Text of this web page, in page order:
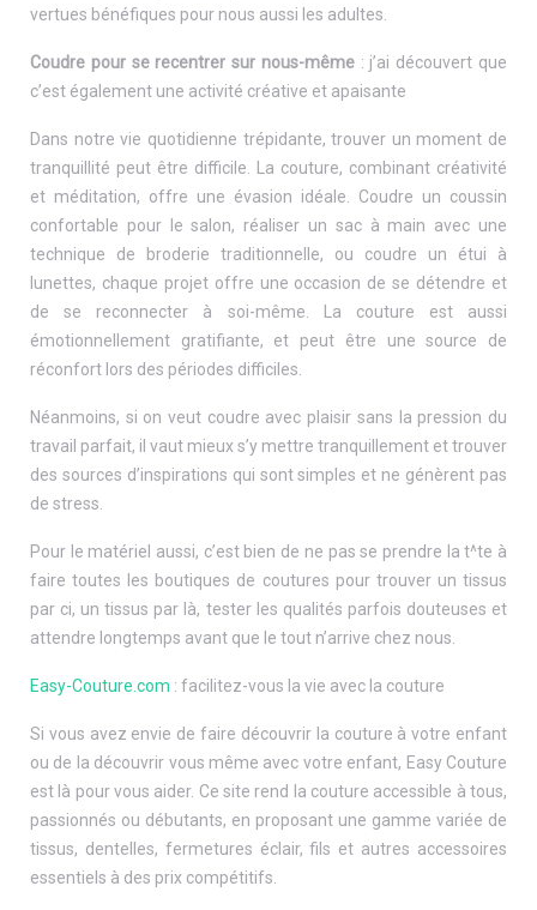
vertues bénéfiques pour nous aussi les adultes.
Coudre pour se recentrer sur nous-même: j’ai découvert que
c’est également une activité créative et apaisante
Dans notre vie quotidienne trépidante, trouver un moment de
tranquillité peut être difficile. La couture, combinant créativité
et méditation, offre une évasion idéale. Coudre un coussin
confortable pour le salon, réaliser un sac à main avec une
technique de broderie traditionnelle, ou coudre un étui à
lunettes, chaque projet offre une occasion de se détendre et
de se reconnecter à soi-même. La couture est aussi
émotionnellement gratifiante, et peut être une source de
réconfort lors des périodes difficiles.
Néanmoins, si on veut coudre avec plaisir sans la pression du
travail parfait, il vaut mieux s’y mettre tranquillement et trouver
des sources d’inspirations qui sont simples et ne génèrent pas
de stress.
Pour le matériel aussi, c’est bien de ne pas se prendre la t^te à
faire toutes les boutiques de coutures pour trouver un tissus
par ci, un tissus par là, tester les qualités parfois douteuses et
attendre longtemps avant que le tout n’arrive chez nous.
Easy-Couture.com : facilitez-vous la vie avec la couture
Si vous avez envie de faire découvrir la couture à votre enfant
ou de la découvrir vous même avec votre enfant, Easy Couture
est là pour vous aider. Ce site rend la couture accessible à tous,
passionnés ou débutants, en proposant une gamme variée de
tissus, dentelles, fermetures éclair, fils et autres accessoires
essentiels à des prix compétitifs.